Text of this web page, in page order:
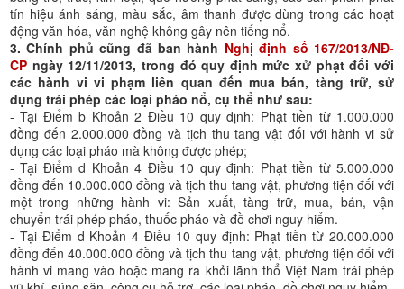
tín hiệu ánh sáng, màu sắc, âm thanh được dùng trong các hoạt
động văn hóa, văn nghệ không gây nên tiếng nổ.
3. Chính phủ cũng đã ban hành Nghị định số 167/2013/NĐ-
CP ngày 12/11/2013, trong đó quy định mức xử phạt đối với
các hành vi vi phạm liên quan đến mua bán, tàng trữ, sử
dụng trái phép các loại pháo nổ, cụ thể như sau:
- Tại Điểm b Khoản 2 Điều 10 quy định: Phạt tiền từ 1.000.000
đồng đến 2.000.000 đồng và tịch thu tang vật đối với hành vi sử
dụng các loại pháo mà không được phép;
- Tại Điểm d Khoản 4 Điều 10 quy định: Phạt tiền từ 5.000.000
đồng đến 10.000.000 đồng và tịch thu tang vật, phương tiện đối với
một trong những hành vi: Sản xuất, tàng trữ, mua, bán, vận
chuyển trái phép pháo, thuốc pháo và đồ chơi nguy hiểm.
- Tại Điểm d Khoản 4 Điều 10 quy định: Phạt tiền từ 20.000.000
đồng đến 40.000.000 đồng và tịch thu tang vật, phương tiện đối với
hành vi mang vào hoặc mang ra khỏi lãnh thổ Việt Nam trái phép